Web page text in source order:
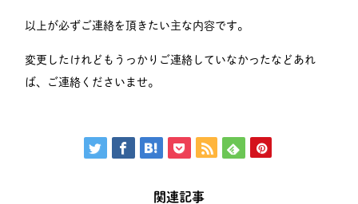
以上が必ずご連絡を頂きたい主な内容です。
変更したけれどもうっかりご連絡していなかったなどあれ
ば、ご連絡くださいませ。
関連記事